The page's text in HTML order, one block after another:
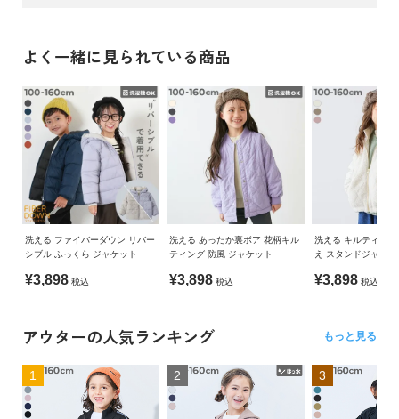
よ
く
あ
る
質
問
FOLLOW
表地には、柔らかく滑らかな肌ざわりのナイロンタフタを使
中綿は、軽くてふんわりしたファイバーダウンを使用すること
で快適な着心地です。
家庭でお洗濯出来るのも嬉しいポイント。
伸縮性：なし
■スタイリング
スポーツシーンや通学シーンで着用するどんなアイテムとも着
こなしやすいデザイン。
タイトなものから程よくゆるっとしたボトムスとのコーディネ
・中わたの片寄りが起こった場合は、その部分を軽く叩く、
・摩擦や水、汗などで色が移ることがあります。ご注意くだ
さい。
・平置きにて採寸しているため、サイズや形に多少の誤差が
生じる場合があります。あらかじめご了承ください。
・生産時期により、多少色味が異なる場合がございますが、
素材・サイズ等の品質に違いはございません。
・ご使用のパソコンやブラウザの環境により、実際の色とは
多少異なる場合がございます。
よく一緒に見られている商品
洗える ファイバーダウン リバー
シブル ふっくら ジャケット
¥3,898 税込
洗える あったか裏ボア 花柄キル
ティング 防風 ジャケット
¥3,898 税込
洗える キルティン
え スタンドジャケッ
¥3,898 税込
アウターの人気ランキング もっと見る
1 2 3